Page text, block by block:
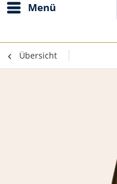
Menü
Übersicht